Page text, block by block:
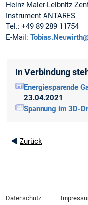
Heinz Maier-Leibnitz
Instrument ANTARES
Tel.: +49 89 289 11754
E-Mail:
In Verbindung
Energiesparende
23.04.2021
Spannung im 3D-
◄ Zurück
Datenschutz